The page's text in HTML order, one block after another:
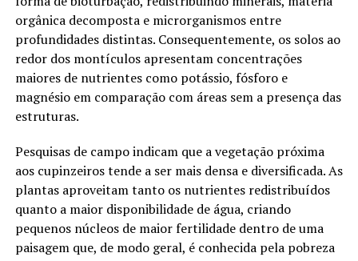
orgânica decomposta e microrganismos entre
profundidades distintas. Consequentemente, os solos ao
redor dos montículos apresentam concentrações
maiores de nutrientes como potássio, fósforo e
magnésio em comparação com áreas sem a presença das
estruturas.
Pesquisas de campo indicam que a vegetação próxima
aos cupinzeiros tende a ser mais densa e diversificada. As
plantas aproveitam tanto os nutrientes redistribuídos
quanto a maior disponibilidade de água, criando
pequenos núcleos de maior fertilidade dentro de uma
paisagem que, de modo geral, é conhecida pela pobreza